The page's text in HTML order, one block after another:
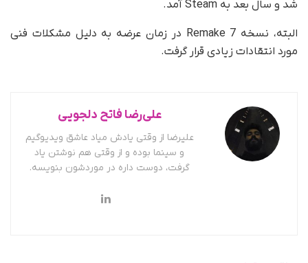
شد و سال بعد به Steam آمد.
البته، نسخه 7 Remake در زمان عرضه به دلیل مشکلات فنی
مورد انتقادات زیادی قرار گرفت.
علی‌رضا فاتح دلجویی
علیرضا از وقتی یادش میاد عاشق ویدیوگیم
و سینما بوده و از وقتی هم نوشتن یاد
گرفت، دوست داره در موردشون بنویسه.